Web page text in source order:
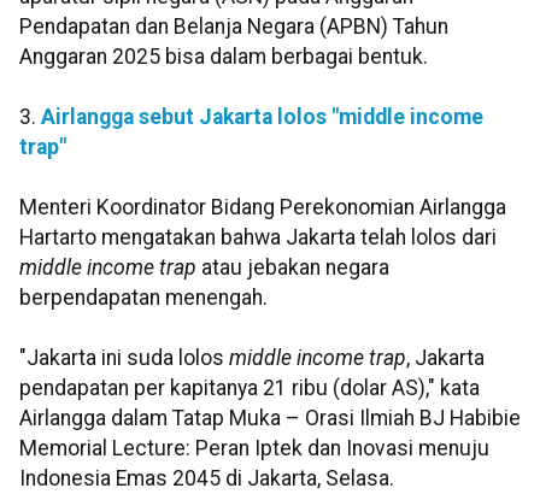
Pendapatan dan Belanja Negara (APBN) Tahun
Anggaran 2025 bisa dalam berbagai bentuk.
3. Airlangga sebut Jakarta lolos "middle income
trap"
Menteri Koordinator Bidang Perekonomian Airlangga
Hartarto mengatakan bahwa Jakarta telah lolos dari
middle income trap atau jebakan negara
berpendapatan menengah.
"Jakarta ini suda lolos middle income trap, Jakarta
pendapatan per kapitanya 21 ribu (dolar AS)," kata
Airlangga dalam Tatap Muka – Orasi Ilmiah BJ Habibie
Memorial Lecture: Peran Iptek dan Inovasi menuju
Indonesia Emas 2045 di Jakarta, Selasa.